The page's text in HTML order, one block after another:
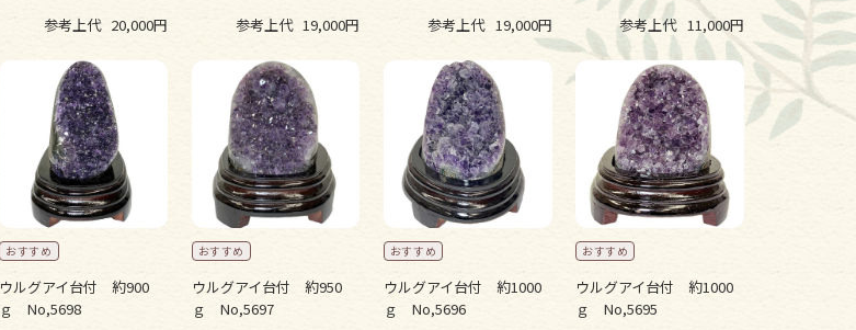
参考上代 20,000円 参考上代 19,000円 参考上代 19,000円 参考上代 11,000円
ウルグアイ台付 約900
ｇ No,5698
ウルグアイ台付 約950
ｇ No,5697
ウルグアイ台付 約1000
ｇ No,5696
ウルグアイ台付 約1000
ｇ No,5695